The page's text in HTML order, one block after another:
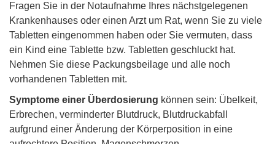
Fragen Sie in der Notaufnahme Ihres nächstgelegenen
Krankenhauses oder einen Arzt um Rat, wenn Sie zu viele
Tabletten eingenommen haben oder Sie vermuten, dass
ein Kind eine Tablette bzw. Tabletten geschluckt hat.
Nehmen Sie diese Packungsbeilage und alle noch
vorhandenen Tabletten mit.
Symptome einer Überdosierung können sein: Übelkeit,
Erbrechen, verminderter Blutdruck, Blutdruckabfall
aufgrund einer Änderung der Körperposition in eine